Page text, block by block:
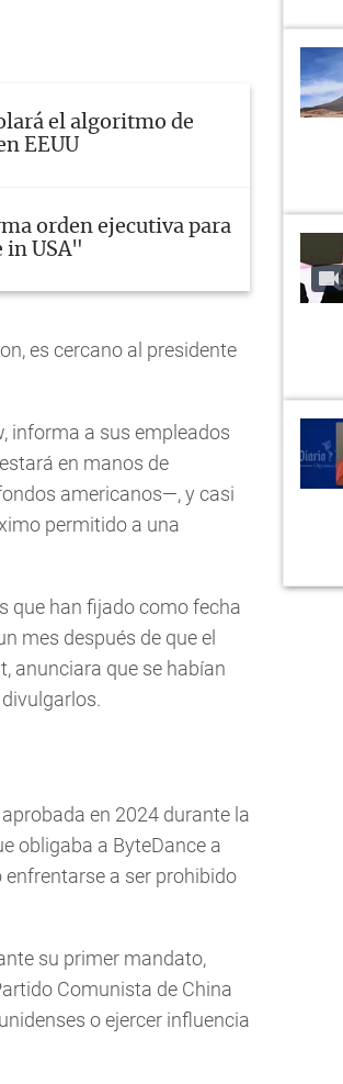
el algoritmo de
EEUU
orden ejecutiva para
in USA"
es cercano al presidente
informa a sus empleados
en manos de
americanos—, y casi
permitido a una
que han fijado como fecha
mes después de que el
anunciara que se habían
en 2024 durante la
obligaba a ByteDance a
enfrentarse a ser prohibido
su primer mandato,
Comunista de China
o ejercer influencia